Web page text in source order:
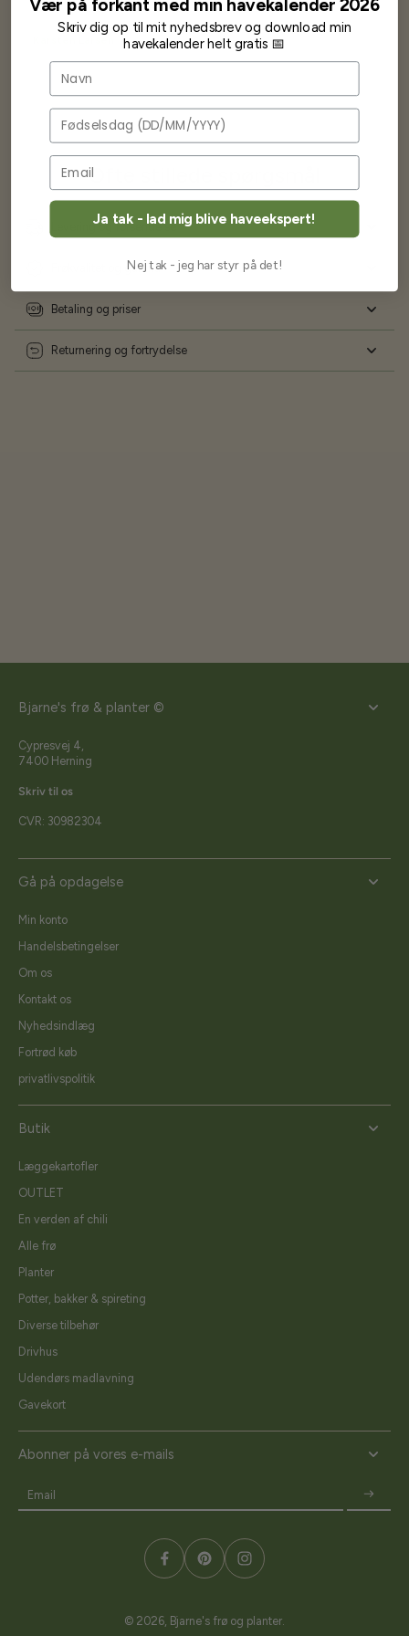
Ofte stillede spørgsmål
Levering og forsendelse
Frøkvalitet og garanti
Betaling og priser
Returnering og fortrydelse
Bjarne's frø & planter ©
Cypresvej 4,
7400 Herning
Skriv til os
CVR: 30982304
Gå på opdagelse
Min konto
Handelsbetingelser
Om os
Kontakt os
Nyhedsindlæg
Fortrød køb
privatlivspolitik
Butik
Læggekartofler
OUTLET
En verden af chili
Alle frø
Planter
Potter, bakker & spireting
Diverse tilbehør
Drivhus
Udendørs madlavning
Gavekort
Abonner på vores e-mails
Email
© 2026, Bjarne's frø og planter.
Vær på forkant med min havekalender 2026
Skriv dig op til mit nyhedsbrev og download min
havekalender helt gratis 📅
Navn
Fødselsdag
Ja tak - lad mig blive haveekspert!
Nej tak - jeg har styr på det!